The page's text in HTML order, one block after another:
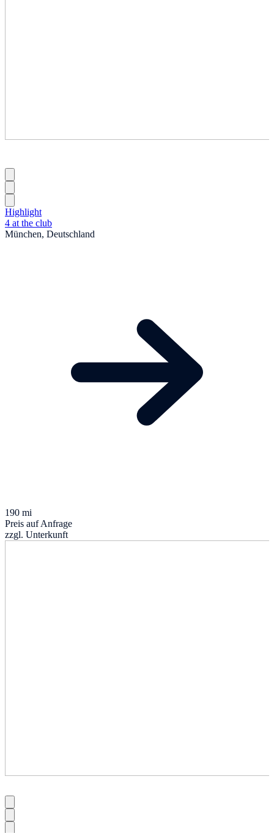
Highlight
4 at the club
München, Deutschland
190 mi
Preis auf Anfrage
zzgl. Unterkunft